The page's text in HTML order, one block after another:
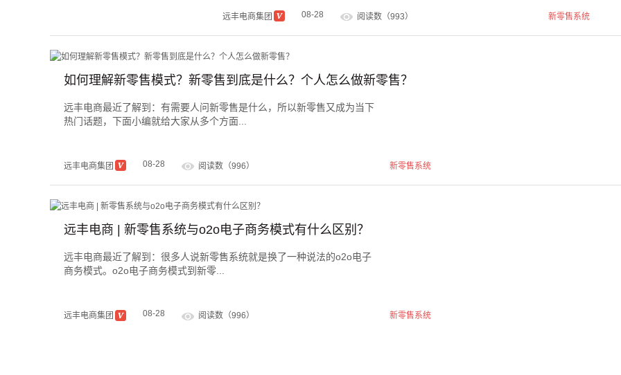
远丰电商集团 08-28 阅读数（993） 新零售系统
如何理解新零售模式？新零售到底是什么？个人怎么做新零售？
远丰电商最近了解到：有需要人问新零售是什么，所以新零售又成为当下
热门话题，下面小编就给大家从多个方面...
远丰电商集团 08-28 阅读数（996） 新零售系统
远丰电商 | 新零售系统与o2o电子商务模式有什么区别？
远丰电商最近了解到：很多人说新零售系统就是换了一种说法的o2o电子
商务模式。o2o电子商务模式到新零...
远丰电商集团 08-28 阅读数（996） 新零售系统